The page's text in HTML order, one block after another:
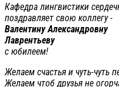
Кафедра лингвистики
поздравляет свою коллегу -
Валентину Александровну
Лаврентьеву
с юбилеем!
Желаем счастья и чуть-чуть
Желаем чтоб друзья не